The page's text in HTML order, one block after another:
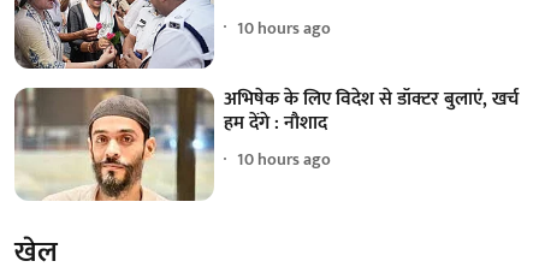
10 hours ago
अभिषेक के लिए विदेश से डॉक्टर बुलाएं, खर्च
हम देंगे : नौशाद
10 hours ago
खेल